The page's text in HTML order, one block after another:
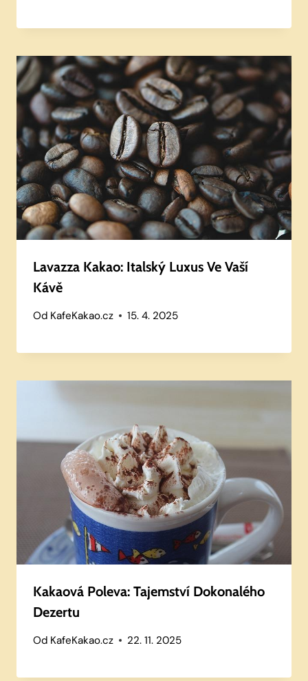
Lavazza Kakao: Italský Luxus Ve Vaší
Kávě
Od KafeKakao.cz 15. 4. 2025
Kakaová Poleva: Tajemství Dokonalého
Dezertu
Od KafeKakao.cz 22. 11. 2025